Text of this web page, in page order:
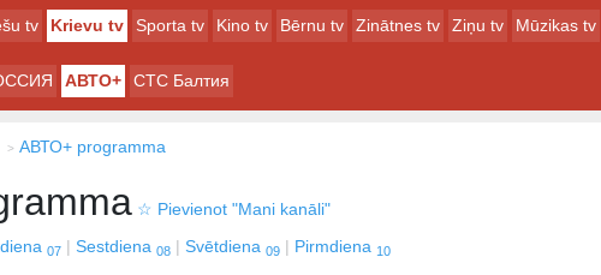
tv Krievu tv Sporta tv Kino tv Bērnu tv Zinātnes tv Ziņu tv Mūzikas tv
АВТО+ СТС Балтия
АВТО+ programma
☆ Pievienot "Mani kanāli"
07 Sestdiena 08 Svētdiena 09 Pirmdiena 10